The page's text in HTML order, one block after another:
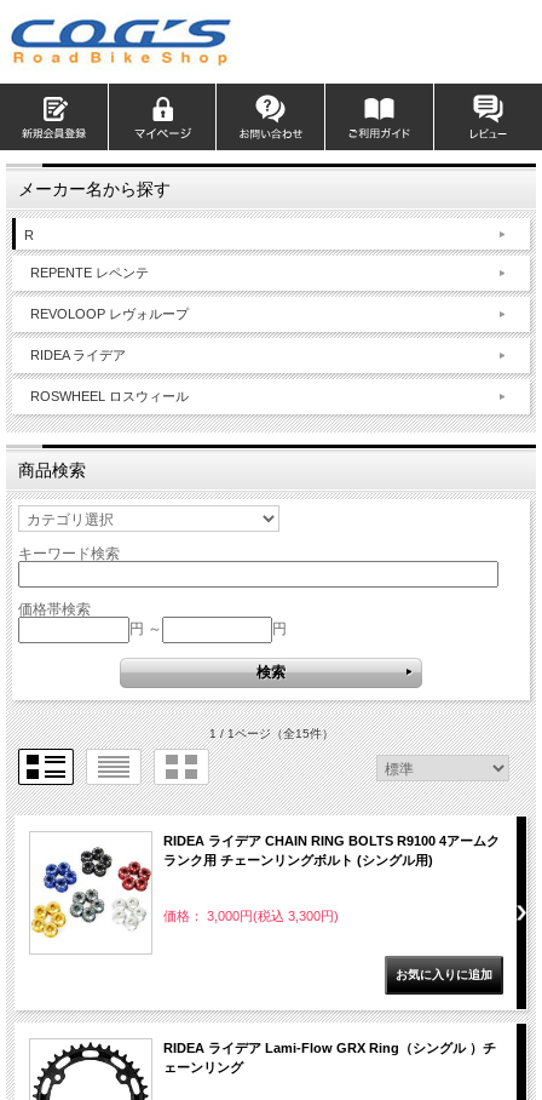
メーカー名から探す
R
REPENTE レペンテ
REVOLOOP レヴォループ
RIDEA ライデア
ROSWHEEL ロスウィール
商品検索
キーワード検索
価格帯検索
円 ～
円
1 / 1ページ（全15件）
RIDEA ライデア CHAIN RING BOLTS R9100 4アームク
ランク用 チェーンリングボルト (シングル用)
価格： 3,000円(税込 3,300円)
RIDEA ライデア Lami-Flow GRX Ring（シングル ）チ
ェーンリング